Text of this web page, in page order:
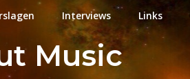
Interviews Links
Music